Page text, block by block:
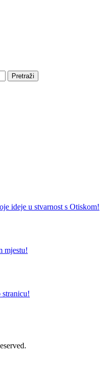
ideje u stvarnost s Otiskom!
mjestu!
stranicu!